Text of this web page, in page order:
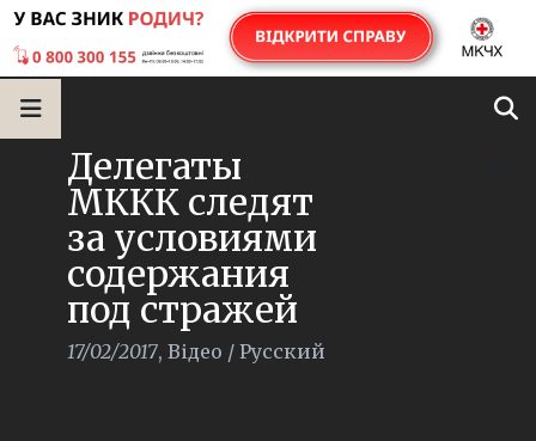
Делегаты
МККК следят
за условиями
содержания
под стражей
17/02/2017, Відео / Русский